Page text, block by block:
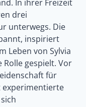
In ihrer Freizeit
drei
unterwegs. Die
inspiriert
Leben von Sylvia
gespielt. Vor
für
experimentierte